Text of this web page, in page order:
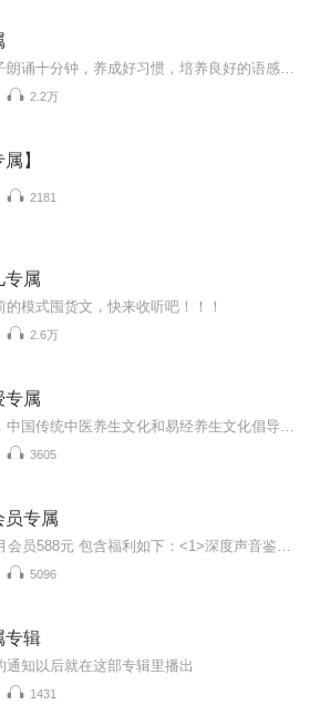
2.2万
】
2181
专属
的模式囤货文，快来收听吧！！！
2.6万
专属
3605
员专属
5096
专辑
通知以后就在这部专辑里播出
1431